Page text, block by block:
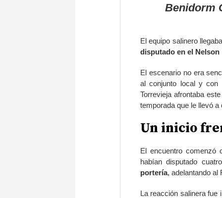
Benidorm
El equipo salinero
disputado en el Nelson
El escenario no era
al conjunto local y con
Torrevieja afrontaba
temporada que le llevó
Un inicio
El encuentro comenzó
habían disputado
portería, adelantando al
La reacción salinera